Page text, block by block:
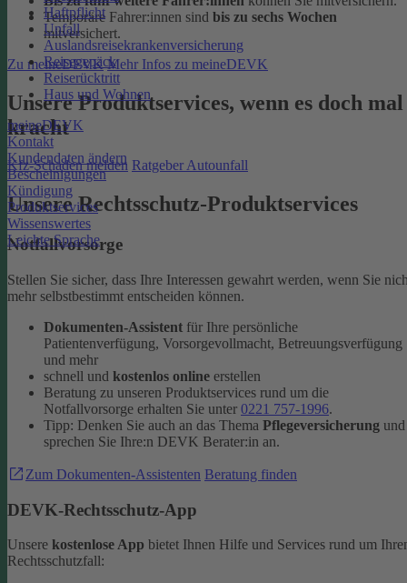
Haftpflicht
Unfall
Auslandsreisekrankenversicherung
Reisegepäck
Reiserücktritt
Haus und Wohnen
meineDEVK
Kontakt
Kundendaten ändern
Bescheinigungen
Kündigung
Produktservices
Wissenswertes
Leichte Sprache
Temporäre Fahrer:innen sind bis zu sechs Wochen
mitversichert.
Zu meineDEVK Mehr Infos zu meineDEVK
Unsere Produktservices, wenn es doch mal
kracht
Kfz-Schaden melden Ratgeber Autounfall
Unsere Rechtsschutz-Produktservices
Notfallvorsorge
Stellen Sie sicher, dass Ihre Interessen gewahrt werden, wenn Sie
mehr selbstbestimmt entscheiden können.
Dokumenten-Assistent für Ihre persönliche
Patientenverfügung, Vorsorgevollmacht, Betreuungsverfügung
und mehr
schnell und kostenlos online erstellen
Beratung zu unseren Produktservices rund um die
Notfallvorsorge erhalten Sie unter 0221 757-1996.
Tipp: Denken Sie auch an das Thema Pflegeversicherung und
sprechen Sie Ihre:n DEVK Berater:in an.
Zum Dokumenten-Assistenten Beratung finden
DEVK-Rechtsschutz-App
Unsere kostenlose App bietet Ihnen Hilfe und Services rund um
Rechtsschutzfall: